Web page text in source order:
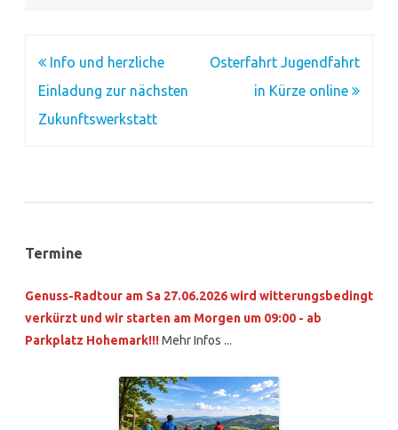
Beitragsnavigation
Info und herzliche
Einladung zur nächsten
Zukunftswerkstatt
Osterfahrt Jugendfahrt
in Kürze online
Termine
Genuss-Radtour am Sa 27.06.2026 wird witterungsbedingt
verkürzt und wir starten am Morgen um 09:00 - ab
Parkplatz Hohemark!!!Mehr Infos ...